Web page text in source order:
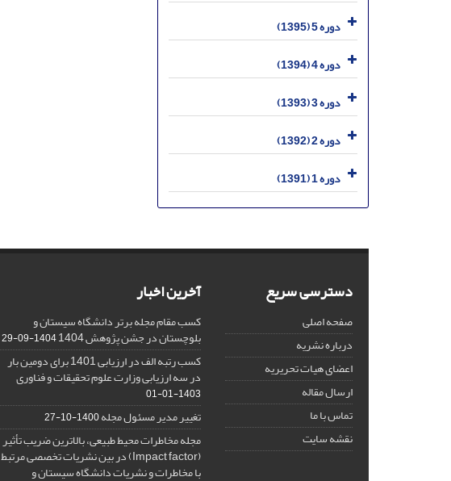
دوره 5 (1395)
دوره 4 (1394)
دوره 3 (1393)
دوره 2 (1392)
دوره 1 (1391)
دسترسی سریع
صفحه اصلی
درباره نشریه
اعضای هیات تحریریه
ارسال مقاله
تماس با ما
نقشه سایت
آخرین اخبار
کسب مقام مجله برتر دانشگاه سیستان و
بلوچستان در جشن پژوهش 1404 1404-09-29
کسب رتبه الف در ارزیابی 1401 برای دومین بار
در سه ارزیابی وزارت علوم تحقیقات و فناوری
1403-01-01
تغییر مدیر مسئول مجله1400-10-27
مجله مخاطرات محیط طبیعی، بالاترین ضریب تأثیر
(Impact factor) در بین نشریات تخصصی مرتبط
با مخاطرات و نشریات دانشگاه سیستان و